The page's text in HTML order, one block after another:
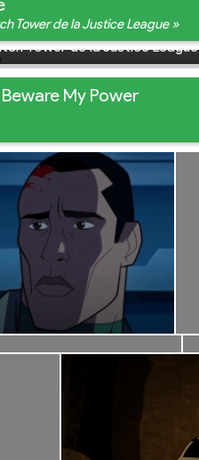
Tower de la Justice League »
Tower de la Justice League
My Power